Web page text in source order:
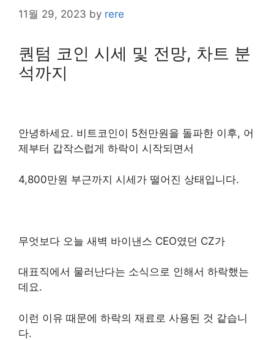
11월 29, 2023 by rere
퀀텀 코인 시세 및 전망, 차트 분
석까지
안녕하세요. 비트코인이 5천만원을 돌파한 이후, 어
제부터 갑작스럽게 하락이 시작되면서
4,800만원 부근까지 시세가 떨어진 상태입니다.
무엇보다 오늘 새벽 바이낸스 CEO였던 CZ가
대표직에서 물러난다는 소식으로 인해서 하락했는
데요.
이런 이유 때문에 하락의 재료로 사용된 것 같습니
다.